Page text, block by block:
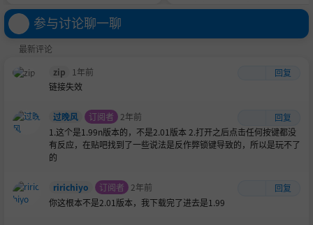
参与讨论聊一聊
最新评论
zip
1年前
回复
链接失效
过晚风 订阅者 2年前
回复
1.这个是1.99n版本的，不是2.01版本 2.打开之后点击任何按键都没
有反应，在贴吧找到了一些说法是反作弊锁键导致的，所以是玩不了
的
ririchiyo 订阅者 2年前
回复
你这根本不是2.01版本，我下载完了进去是1.99